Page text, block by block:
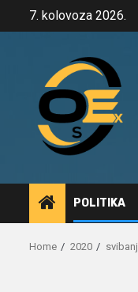
7. kolovoza 2026.
POLITIKA
Home 2020 svibanj